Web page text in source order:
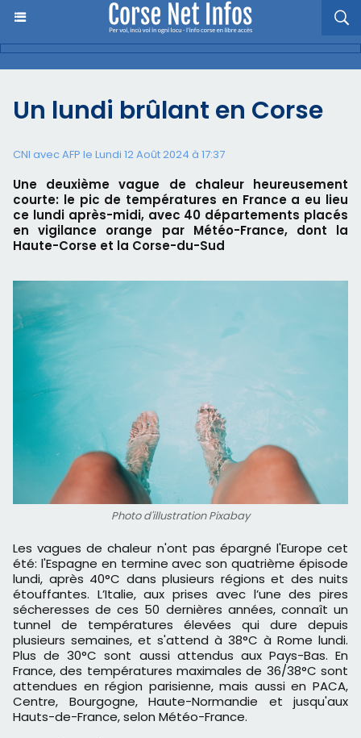
Un lundi brûlant en Corse
CNI avec AFP le Lundi 12 Août 2024 à 17:37
Une deuxième vague de chaleur heureusement
courte: le pic de températures en France a eu lieu
ce lundi après-midi, avec 40 départements placés
en vigilance orange par Météo-France, dont la
Haute-Corse et la Corse-du-Sud
Photo d'illustration Pixabay
Les vagues de chaleur n'ont pas épargné l'Europe cet
été: l'Espagne en termine avec son quatrième épisode
lundi, après 40°C dans plusieurs régions et des nuits
étouffantes. L’Italie, aux prises avec l’une des pires
sécheresses de ces 50 dernières années, connaît un
tunnel de températures élevées qui dure depuis
plusieurs semaines, et s'attend à 38°C à Rome lundi.
Plus de 30°C sont aussi attendus aux Pays-Bas. En
France, des températures maximales de 36/38°C sont
attendues en région parisienne, mais aussi en PACA,
Centre, Bourgogne, Haute-Normandie et jusqu'aux
Hauts-de-France, selon Météo-France.